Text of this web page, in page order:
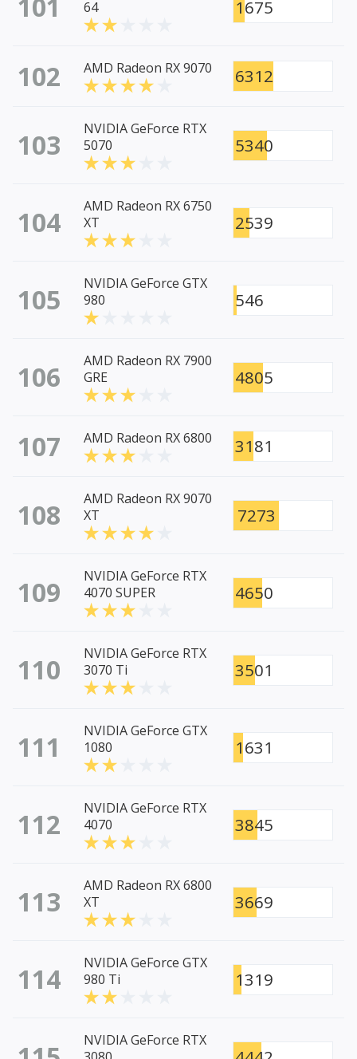
64 1675
102 AMD Radeon RX 9070 6312
103
NVIDIA GeForce RTX
5070
5340
104
AMD Radeon RX 6750
XT
2539
105
NVIDIA GeForce GTX
980
546
106
AMD Radeon RX 7900
GRE
4805
107 AMD Radeon RX 6800 3181
108
AMD Radeon RX 9070
XT
7273
109
NVIDIA GeForce RTX
4070 SUPER
4650
110
NVIDIA GeForce RTX
3070 Ti
3501
111
NVIDIA GeForce GTX
1080
1631
112
NVIDIA GeForce RTX
4070
3845
113
AMD Radeon RX 6800
XT
3669
114
NVIDIA GeForce GTX
980 Ti
1319
NVIDIA GeForce RTX